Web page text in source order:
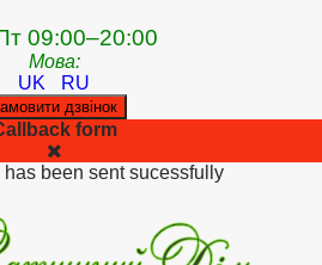
09:00–20:00
Мова:
UK
RU
дзвінок
form
been sent sucessfully